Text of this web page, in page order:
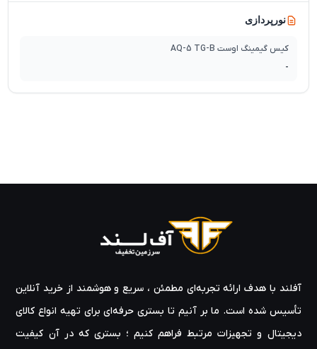
نورپردازی
کیس گیمینگ اوست AQ-5 TG-B
-
آفلند با هدف ارائه‌ تجربه‌ای مطمئن ، سریع و هوشمند از خرید آنلاین
تأسیس شده است. ما بر آنیم تا بستری حرفه‌ای برای تهیه‌ انواع کالای
دیجیتال و تجهیزات مرتبط فراهم کنیم ؛ بستری که در آن کیفیت